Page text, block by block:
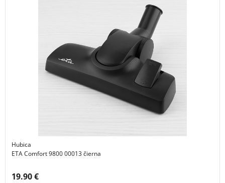
Hubica
ETA Comfort 9800 00013 čierna
Cena s DPH:
19.90 €